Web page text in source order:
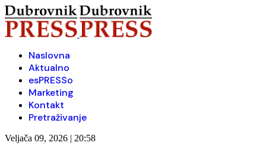
Naslovna
Aktualno
esPRESSo
Marketing
Kontakt
Pretraživanje
Veljača 09, 2026 | 20:58